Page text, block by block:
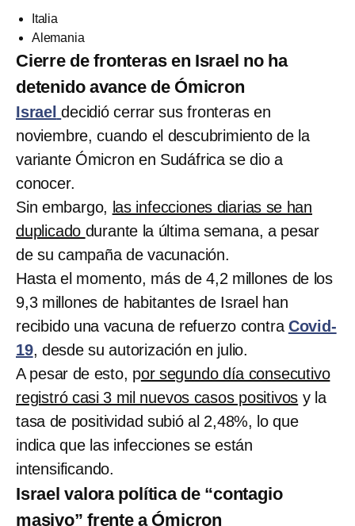
Italia
Alemania
Cierre de fronteras en Israel no ha
detenido avance de Ómicron
Israel decidió cerrar sus fronteras en
noviembre, cuando el descubrimiento de la
variante Ómicron en Sudáfrica se dio a
conocer.
Sin embargo, las infecciones diarias se han
duplicado durante la última semana, a pesar
de su campaña de vacunación.
Hasta el momento, más de 4,2 millones de los
9,3 millones de habitantes de Israel han
recibido una vacuna de refuerzo contra Covid-
19, desde su autorización en julio.
A pesar de esto, por segundo día consecutivo
registró casi 3 mil nuevos casos positivos y la
tasa de positividad subió al 2,48%, lo que
indica que las infecciones se están
intensificando.
Israel valora política de “contagio
masivo” frente a Ómicron